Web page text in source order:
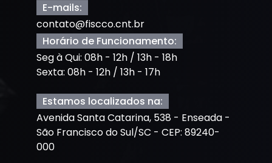
E-mails:
contato@fiscco.cnt.br
Horário de Funcionamento:
Seg à Qui: 08h - 12h / 13h - 18h
Sexta: 08h - 12h / 13h - 17h
Estamos localizados na:
Avenida Santa Catarina, 538 - Enseada -
São Francisco do Sul/SC - CEP: 89240-
000